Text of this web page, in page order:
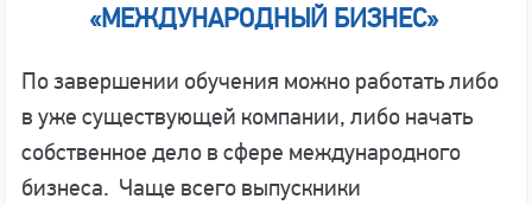
«МЕЖДУНАРОДНЫЙ БИЗНЕС»
По завершении обучения можно работать либо
в уже существующей компании, либо начать
собственное дело в сфере международного
бизнеса. Чаще всего выпускники